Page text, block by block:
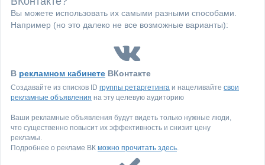
Вы можете использовать их самыми разными способами.
Например (но это далеко не все возможные варианты):
В рекламном кабинете ВКонтакте
Создавайте из списков ID группы ретаргетинга и нацеливайте свои
рекламные объявления на эту целевую аудиторию
Ваши рекламные объявления будут видеть только нужные люди,
что существенно повысит их эффективность и снизит цену
рекламы.
Подробнее о рекламе ВК можно прочитать здесь.